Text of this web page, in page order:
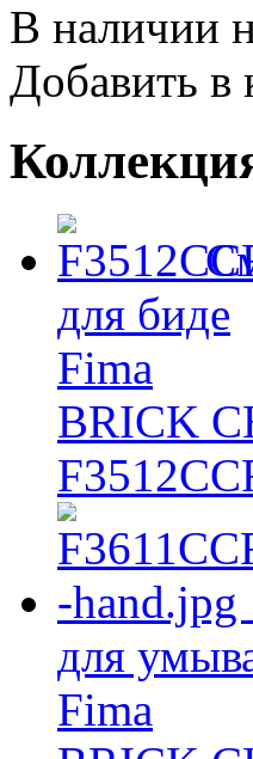
В наличии
Добавить в
для биде
Fima
BRICK
для
Fima